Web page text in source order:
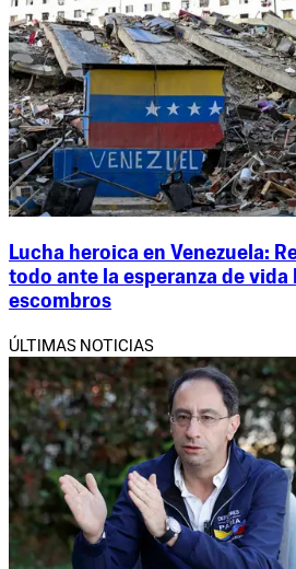
Lucha heroica en Venezuela:
todo ante la esperanza de vida
escombros
ÚLTIMAS NOTICIAS